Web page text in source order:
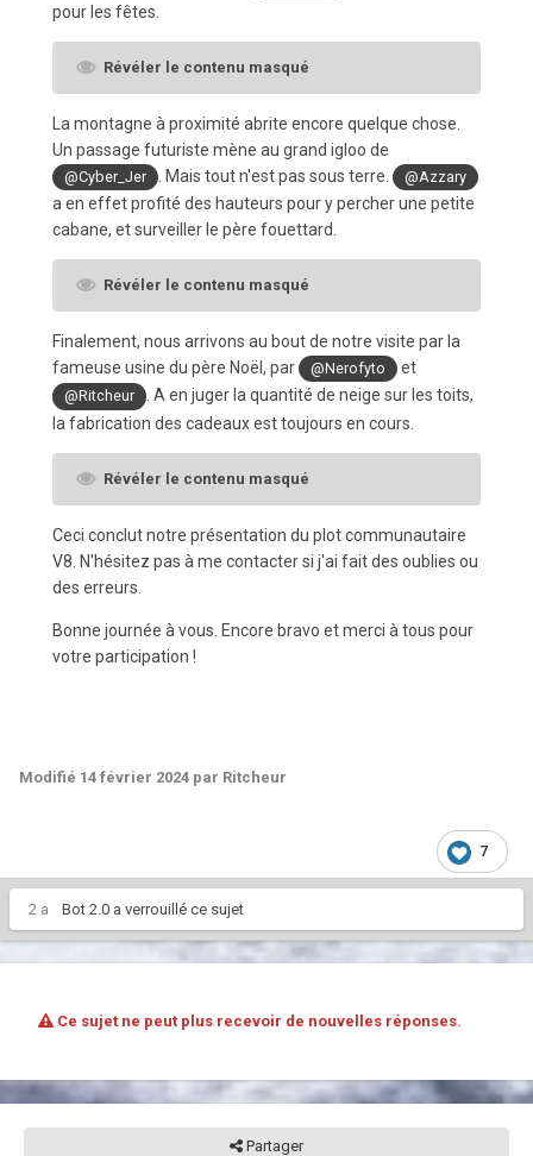
pour les fêtes.
Révéler le contenu masqué
La montagne à proximité abrite encore quelque chose.
Un passage futuriste mène au grand igloo de
@Cyber_Jer . Mais tout n'est pas sous terre. @Azzary
a en effet profité des hauteurs pour y percher une petite
cabane, et surveiller le père fouettard.
Révéler le contenu masqué
Finalement, nous arrivons au bout de notre visite par la
fameuse usine du père Noël, par
@Nerofyto et
@Ritcheur
. A en juger la quantité de neige sur les toits,
la fabrication des cadeaux est toujours en cours.
Révéler le contenu masqué
Ceci conclut notre présentation du plot communautaire
V8. N'hésitez pas à me contacter si j'ai fait des oublies ou
des erreurs.
Bonne journée à vous. Encore bravo et merci à tous pour
votre participation !
Modifié 14 février 2024 par Ritcheur
7
2 a Bot 2.0 a verrouillé ce sujet
Ce sujet ne peut plus recevoir de nouvelles réponses.
Partager